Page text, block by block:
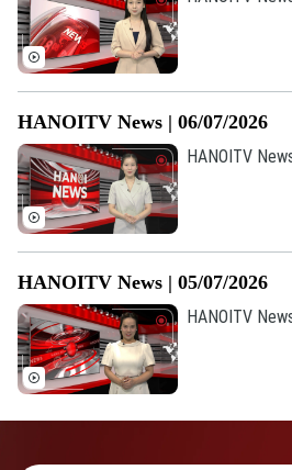
Bản quyền thuộc về Cơ quan Báo và Phát
phép số: Số 63/GP-TTDT, cấp ngày 10/05/
TRANG THÔNG TIN ĐIỆN TỬ
CỦA CƠ QUAN BÁO VÀ PHÁT THANH
Số 3-5 Huỳnh Thúc Kháng-Phường Láng-Hà
Giám đốc: VŨ MINH TUẤN
HANOITV News | 06/07/2026
HANOITV
HANOITV News | 05/07/2026
HANOITV